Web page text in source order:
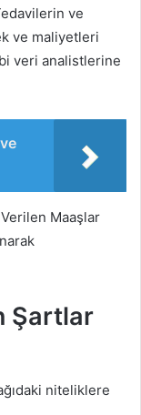
ve
ve maliyetleri
veri analistlerine
Maaşlar
Şartlar
niteliklere